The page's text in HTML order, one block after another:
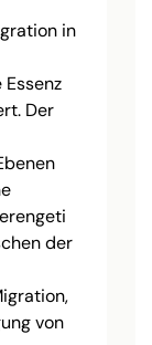
in
Der
der
von